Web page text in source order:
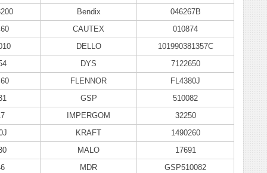
Bendix
046267B
CAUTEX
010874
DELLO
101990381357C
DYS
7122650
FLENNOR
FL4380J
GSP
510082
IMPERGOM
32250
KRAFT
1490260
MALO
17691
MDR
GSP510082